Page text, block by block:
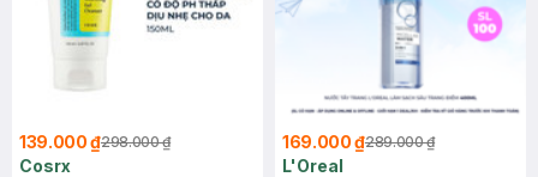
139.000 ₫298.000 ₫
Cosrx
169.000 ₫289.000 ₫
L'Oreal